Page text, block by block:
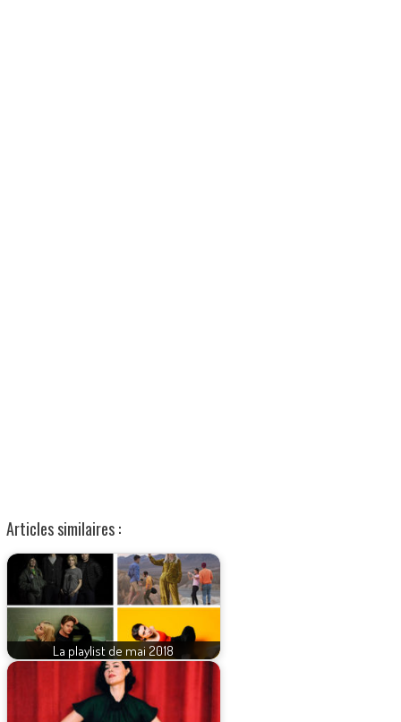
Articles similaires :
La playlist de mai 2018